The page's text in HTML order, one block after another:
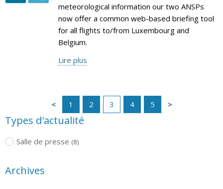
meteorological information our two ANSPs
now offer a common web-based briefing tool
for all flights to/from Luxembourg and
Belgium.
Lire plus
1 2 3 4 5
Types d'actualité
Salle de presse (8)
Archives